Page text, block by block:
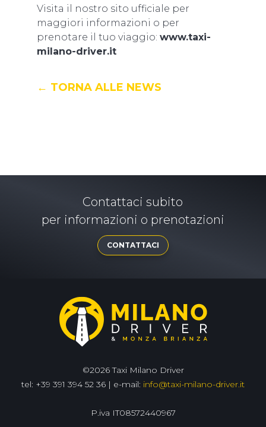
Visita il nostro sito ufficiale per
maggiori informazioni o per
prenotare il tuo viaggio:www.taxi-
milano-driver.it
← TORNA ALLE NEWS
Contattaci subito
per informazioni o prenotazioni
CONTATTACI
©2026 Taxi Milano Driver
tel: +39 391 394 52 36 | e-mail: info@taxi-milano-driver.it
P.iva IT08572440967